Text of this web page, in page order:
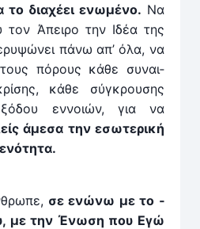
το διαχέει ενωμένο. Να
Άπειρο την Ιδέα της
πά­νω απ’ όλα, να
πόρους κάθε συναι­
κάθε σύγκρουσης
εν­νοιών, για να
άμεσα την εσωτερική
σε ενώνω με το ­
με την Ένωση που Εγώ